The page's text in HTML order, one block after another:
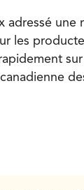
adressé une
les